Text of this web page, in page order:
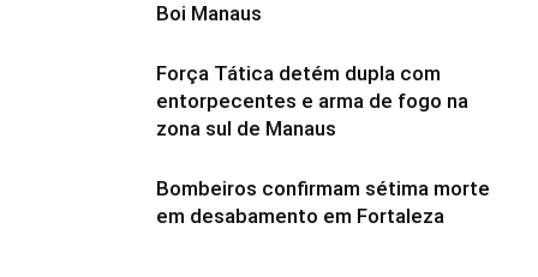
Boi Manaus
Força Tática detém dupla com
entorpecentes e arma de fogo na
zona sul de Manaus
Bombeiros confirmam sétima morte
em desabamento em Fortaleza